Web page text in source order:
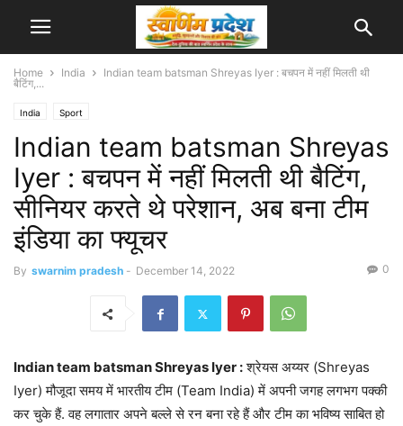
Home India
Indian team batsman Shreyas Iyer : बचपन में नहीं मिलती थी
बैटिंग,...
India Sport
Indian team batsman Shreyas
Iyer : बचपन में नहीं मिलती थी बैटिंग,
सीनियर करते थे परेशान, अब बना टीम
इंडिया का फ्यूचर
By swarnim pradesh - December 14, 2022 0
Indian team batsman Shreyas Iyer :श्रेयस अय्यर (Shreyas
Iyer) मौजूदा समय में भारतीय टीम (Team India) में अपनी जगह लगभग पक्की
कर चुके हैं. वह लगातार अपने बल्ले से रन बना रहे हैं और टीम का भविष्य साबित हो